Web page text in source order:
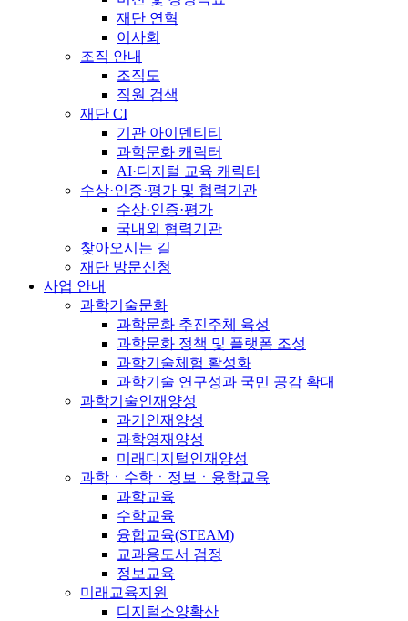
재단 연혁
이사회
조직 안내
조직도
직원 검색
재단 CI
기관 아이덴티티
과학문화 캐릭터
AI·디지털 교육 캐릭터
수상·인증·평가 및 협력기관
수상·인증·평가
국내외 협력기관
찾아오시는 길
재단 방문신청
사업 안내
과학기술문화
과학문화 추진주체 육성
과학문화 정책 및 플랫폼 조성
과학기술체험 활성화
과학기술 연구성과 국민 공감 확대
과학기술인재양성
과기인재양성
과학영재양성
미래디지털인재양성
과학ㆍ수학ㆍ정보ㆍ융합교육
과학교육
수학교육
융합교육(STEAM)
교과용도서 검정
정보교육
미래교육지원
디지털소양확산